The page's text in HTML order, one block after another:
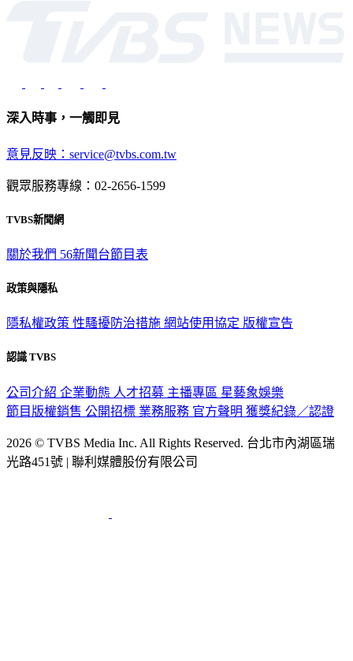
深入時事，一觸即見
意見反映：service@tvbs.com.tw
觀眾服務專線：02-2656-1599
TVBS新聞網
關於我們 56新聞台節目表
政策與隱私
隱私權政策 性騷擾防治措施 網站使用協定 版權宣告
認識 TVBS
公司介紹 企業動態 人才招募 主播專區 星藝象娛樂
節目版權銷售 公開招標 業務服務 官方聲明 獲獎紀錄／認證
2026 © TVBS Media Inc. All Rights Reserved. 台北市內湖區瑞
光路451號 | 聯利媒體股份有限公司